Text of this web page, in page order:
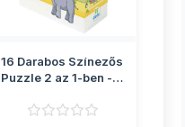
16 Darabos Színezős
Puzzle 2 az 1-ben -